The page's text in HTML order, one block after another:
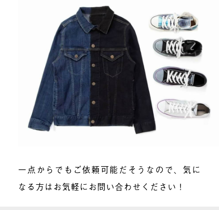
一点からでもご依頼可能だそうなので、気に
なる方はお気軽にお問い合わせください！